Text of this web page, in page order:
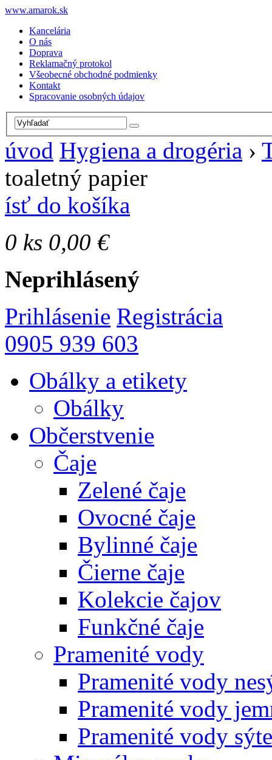
www.amarok.sk
Kancelária
O nás
Doprava
Reklamačný protokol
Všeobecné obchodné podmienky
Kontakt
Spracovanie osobných údajov
úvod Hygiena a drogéria ›
toaletný papier
ísť do košíka
0 ks 0,00 €
Neprihlásený
Prihlásenie Registrácia
0905 939 603
Obálky a etikety
Obálky
Občerstvenie
Čaje
Zelené čaje
Ovocné čaje
Bylinné čaje
Čierne čaje
Kolekcie čajov
Funkčné čaje
Pramenité vody
Pramenité vody
Pramenité vody
Pramenité vody